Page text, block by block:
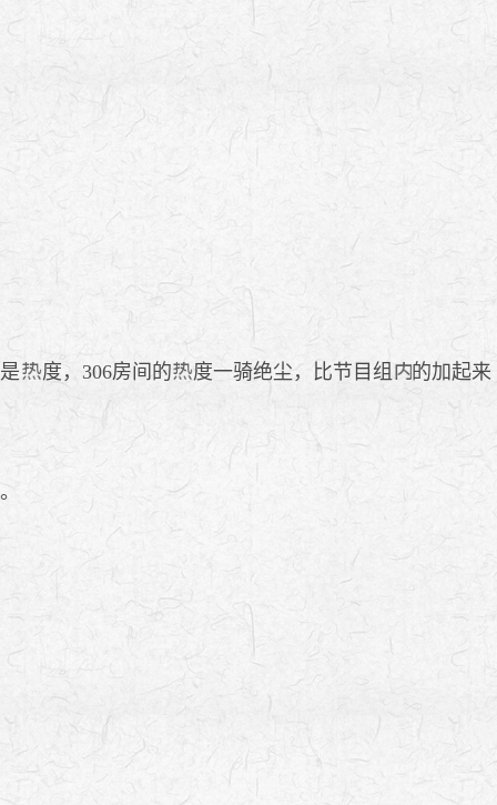
度，306房间的 度一骑绝尘，比节目组 的加起来